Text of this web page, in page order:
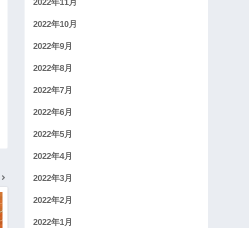
2022年11月
2022年10月
2022年9月
2022年8月
2022年7月
2022年6月
2022年5月
2022年4月
2022年3月
2022年2月
2022年1月